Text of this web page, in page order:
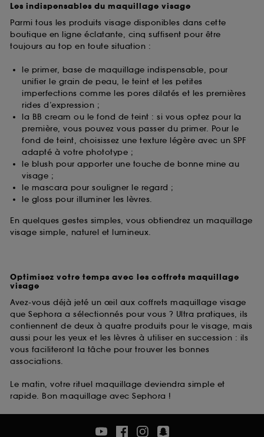
Les indispensables du maquillage visage
Parmi tous les produits visage disponibles dans cette
boutique en ligne éclatante, cinq suffisent pour être
toujours au top en toute situation :
le primer, base de maquillage indispensable, pour
unifier le grain de peau, le teint et les petites
imperfections comme les pores dilatés et les premières
rides d’expression ;
la BB cream ou le fond de teint : si vous optez pour la
première, vous pouvez vous passer du primer. Pour le
fond de teint, choisissez une texture légère avec un SPF
adapté à votre phototype ;
le blush pour apporter une touche de bonne mine au
visage ;
le mascara pour souligner le regard ;
le gloss pour illuminer les lèvres.
En quelques gestes simples, vous obtiendrez un maquillage
visage simple, naturel et lumineux.
Optimisez votre temps avec les coffrets maquillage
visage
Avez-vous déjà jeté un œil aux coffrets maquillage visage
que Sephora a sélectionnés pour vous ? Ultra pratiques, ils
contiennent de deux à quatre produits pour le visage, mais
aussi pour les yeux et les lèvres à utiliser en succession : ils
vous faciliteront la tâche pour trouver les bonnes
associations.
Le matin, votre rituel maquillage deviendra simple et
rapide. Bon maquillage avec Sephora !